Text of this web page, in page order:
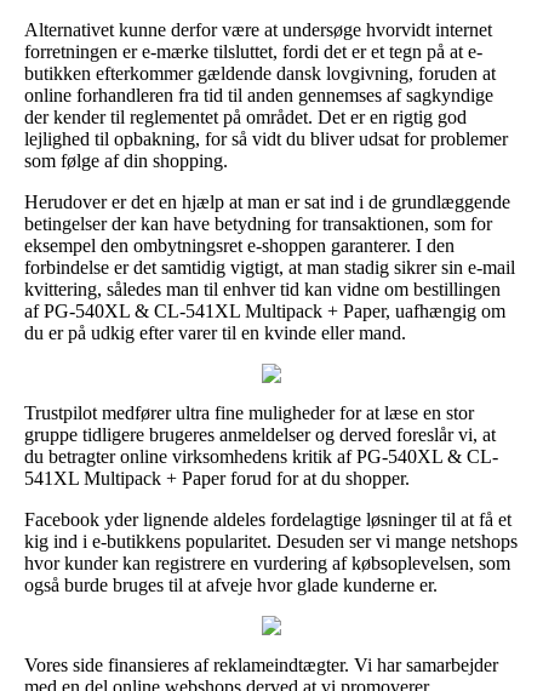
Alternativet kunne derfor være at undersøge hvorvidt internet
forretningen er e-mærke tilsluttet, fordi det er et tegn på at e-
butikken efterkommer gældende dansk lovgivning, foruden at
online forhandleren fra tid til anden gennemses af sagkyndige
der kender til reglementet på området. Det er en rigtig god
lejlighed til opbakning, for så vidt du bliver udsat for problemer
som følge af din shopping.
Herudover er det en hjælp at man er sat ind i de grundlæggende
betingelser der kan have betydning for transaktionen, som for
eksempel den ombytningsret e-shoppen garanterer. I den
forbindelse er det samtidig vigtigt, at man stadig sikrer sin e-mail
kvittering, således man til enhver tid kan vidne om bestillingen
af PG-540XL & CL-541XL Multipack + Paper, uafhængig om
du er på udkig efter varer til en kvinde eller mand.
Trustpilot medfører ultra fine muligheder for at læse en stor
gruppe tidligere brugeres anmeldelser og derved foreslår vi, at
du betragter online virksomhedens kritik af PG-540XL & CL-
541XL Multipack + Paper forud for at du shopper.
Facebook yder lignende aldeles fordelagtige løsninger til at få et
kig ind i e-butikkens popularitet. Desuden ser vi mange netshops
hvor kunder kan registrere en vurdering af købsoplevelsen, som
også burde bruges til at afveje hvor glade kunderne er.
Vores side finansieres af reklameindtægter. Vi har samarbejder
med en del online webshops derved at vi promoverer